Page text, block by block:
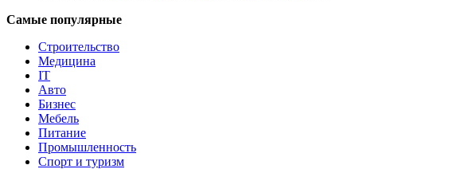
Самые популярные
Строительство
Медицина
IT
Авто
Бизнес
Мебель
Питание
Промышленность
Спорт и туризм